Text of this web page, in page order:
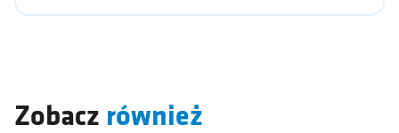
Zobacz również